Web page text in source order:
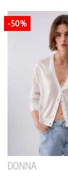
DONNA
-50%